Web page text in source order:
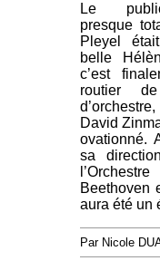
Le
presque
Pleyel
belle
c’est
routier
David
ovationné.
sa
Beethoven
aura été un
Par Nicole